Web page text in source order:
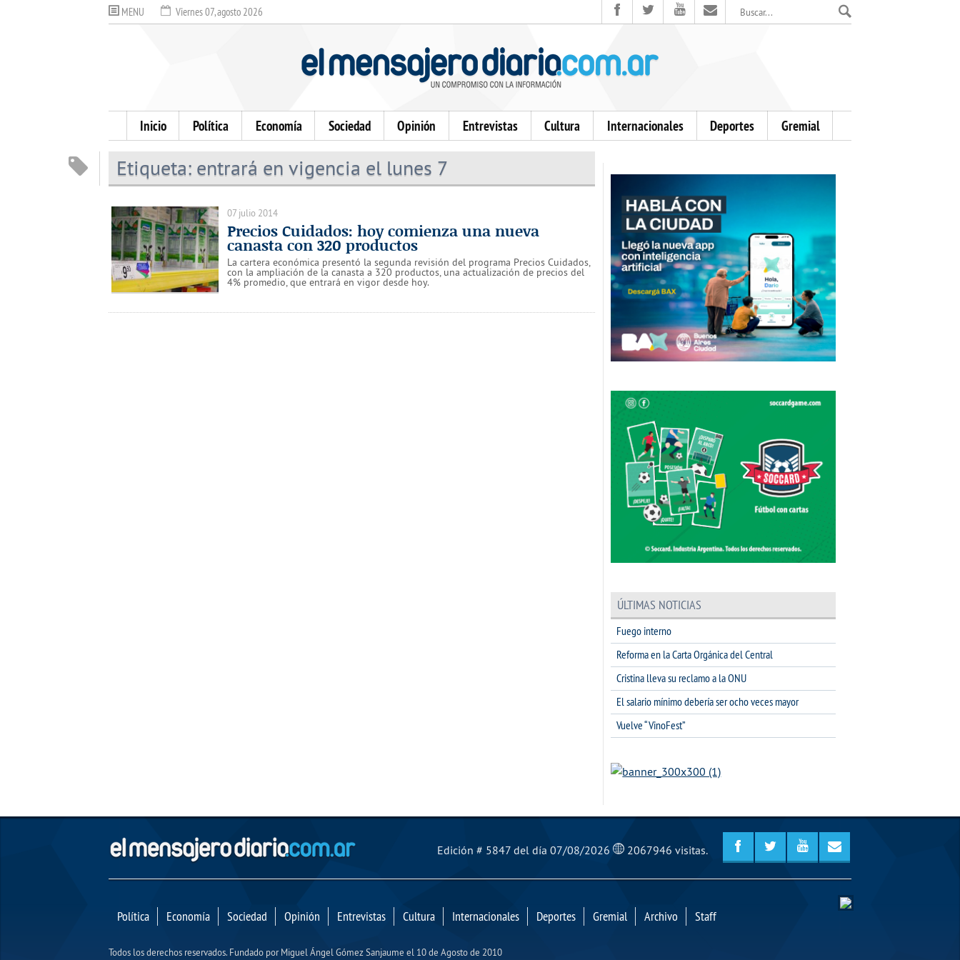
MENU Viernes 07, agosto 2026
Inicio Política Economía Sociedad Opinión Entrevistas Cultura Internacionales Deportes Gremial
Etiqueta: entrará en vigencia el lunes 7
07 julio 2014
Precios Cuidados: hoy comienza una nueva
canasta con 320 productos
La cartera económica presentó la segunda revisión del programa Precios Cuidados,
con la ampliación de la canasta a 320 productos, una actualización de precios del
4% promedio, que entrará en vigor desde hoy.
ÚLTIMAS NOTICIAS
Fuego interno
Reforma en la Carta Orgánica del Central
Cristina lleva su reclamo a la ONU
El salario mínimo debería ser ocho veces mayor
Vuelve “VinoFest”
El Mensajero Diario
Edición # 5847 del día 07/08/2026 2067946 visitas.
Política Economía Sociedad Opinión Entrevistas Cultura Internacionales Deportes Gremial Archivo Staff
Todos los derechos reservados. Fundado por Miguel Ángel Gómez Sanjaume el 10 de Agosto de 2010